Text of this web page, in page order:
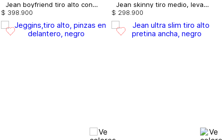
Jean boyfriend tiro alto con destroyer y
$ 398 900
Jean skinny tiro medio, levanta cola, c
$ 298 900